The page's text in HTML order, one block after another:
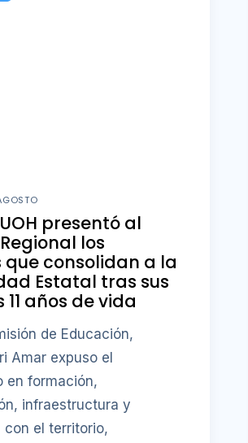
presentó al
los
consolidan a la
Estatal tras sus
años de vida
de Educación,
Amar expuso el
en formación,
infraestructura y
el territorio,